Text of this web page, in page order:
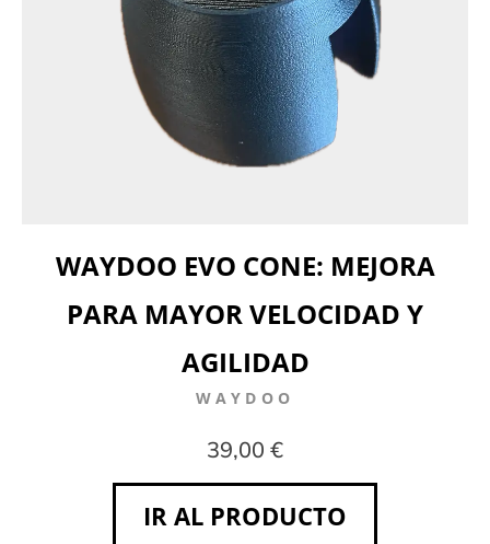
WAYDOO EVO CONE: MEJORA
PARA MAYOR VELOCIDAD Y
AGILIDAD
WAYDOO
39,00 €
IR AL PRODUCTO